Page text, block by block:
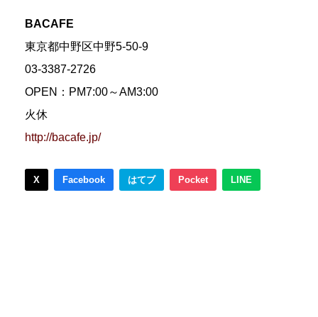
BACAFE
東京都中野区中野5-50-9
03-3387-2726
OPEN：PM7:00～AM3:00
火休
http://bacafe.jp/
X Facebook はてブ Pocket LINE